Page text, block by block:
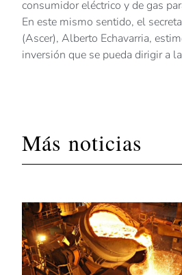
consumidor eléctrico y de gas
En este mismo sentido, el
(Ascer), Alberto Echavarria,
inversión que se pueda dirigir a
Más noticias